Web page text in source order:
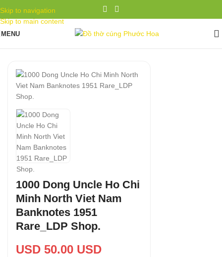
Skip to navigation
Skip to main content
MENU
1000 Dong Uncle Ho Chi
Minh North Viet Nam
Banknotes 1951
Rare_LDP Shop.
USD 50.00 USD